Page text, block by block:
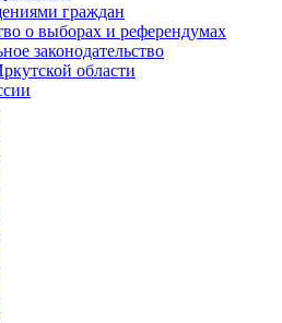
граждан
о выборах и референдумах
законодательство
области